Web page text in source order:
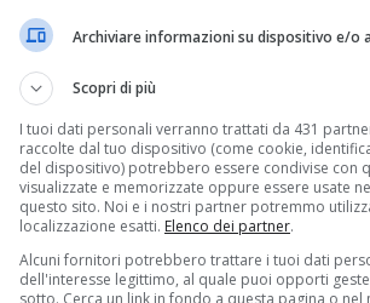
di Polizia Municipale cittadino
che ha portato alle dimissioni
(rassegnate lo scorso
nei confronti di tre
locale di Borgosesia è
due agenti ora indirizzati ad
Archiviare informazioni su dispositivo e/o
Scopri di più
I tuoi dati personali verranno trattati da 431
raccolte dal tuo dispositivo (come cookie,
del dispositivo) potrebbero essere condivise con
visualizzate e memorizzate oppure essere usate
questo sito. Noi e i nostri partner potremmo
localizzazione esatti. Elenco dei partner.
Alcuni fornitori potrebbero trattare i tuoi dati
dell'interesse legittimo, al quale puoi opporti
sotto. Cerca un link in fondo a questa pagina o